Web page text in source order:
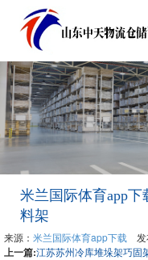
米兰国际体育app
料架
来源： 米兰国际体育app下载 发
上一篇: